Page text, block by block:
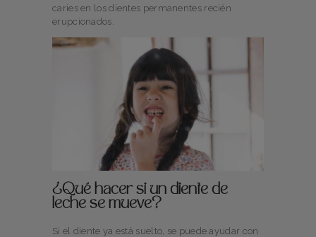
caries en los dientes permanentes recién
erupcionados.
¿Qué hacer si un diente de
leche se mueve?
Si el diente ya está suelto, se puede ayudar con